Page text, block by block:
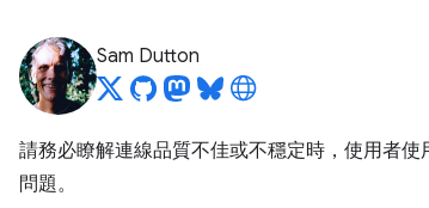
Sam Dutton
請務必瞭解連線品質不佳或不穩定時，使用者
問題。